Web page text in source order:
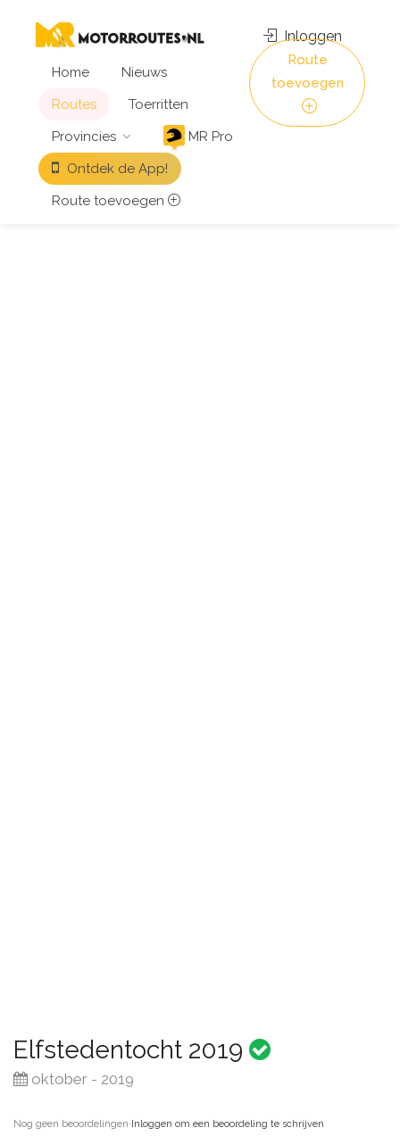
Home
Nieuws
Routes
Toerritten
Provincies
MR Pro
Ontdek de App!
Route toevoegen
Inloggen
Route
toevoegen
Elfstedentocht 2019
oktober - 2019
Nog geen beoordelingen·Inloggen om een beoordeling te schrijven